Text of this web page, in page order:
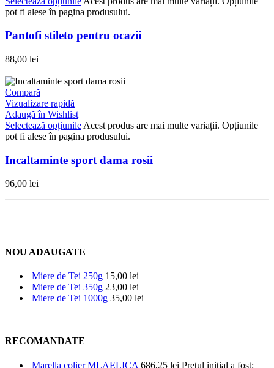
pot fi alese în pagina produsului.
Pantofi stileto pentru ocazii
88,00 lei
Compară
Vizualizare rapidă
Adaugă în Wishlist
Selectează opțiunile Acest produs are mai multe variații. Opțiunile
pot fi alese în pagina produsului.
Incaltaminte sport dama rosii
96,00 lei
NOU ADAUGATE
Miere de Tei 250g 15,00 lei
Miere de Tei 350g 23,00 lei
Miere de Tei 1000g 35,00 lei
RECOMANDATE
Marella colier MLAELICA 686,25lei Prețul inițial a fost: